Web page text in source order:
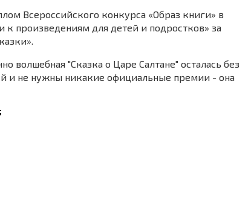
Всероссийского конкурса «Образ книги» в
произведениям для детей и подростков» за
волшебная "Сказка о Царе Салтане" осталась без
и не нужны никакие официальные премии - она